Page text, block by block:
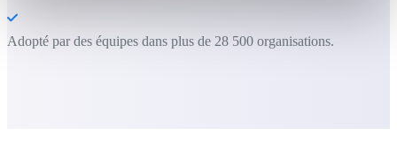
Adopté par des équipes dans plus de 28 500 organisations.